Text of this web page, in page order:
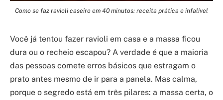
Como se faz ravioli caseiro em 40 minutos: receita prática e infalível
Você já tentou fazer ravioli em casa e a massa ficou
dura ou o recheio escapou? A verdade é que a maioria
das pessoas comete erros básicos que estragam o
prato antes mesmo de ir para a panela. Mas calma,
porque o segredo está em três pilares: a massa certa, o